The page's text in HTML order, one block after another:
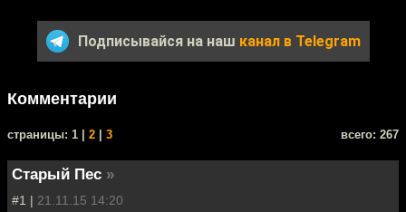
Подписывайся на наш канал в Telegram
Комментарии
cтраницы: 1 | 2 3 всего: 267
Старый Пес »
#1 | 21.11.15 14:20